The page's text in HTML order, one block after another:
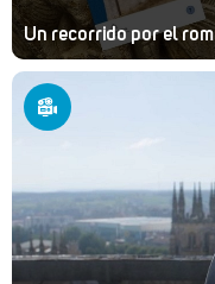
Un recorrido por el